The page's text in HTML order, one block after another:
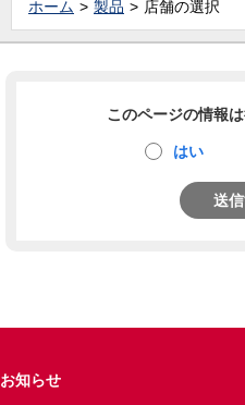
ホーム 製品 店舗の選択
このページの情報
はい
送
お知らせ